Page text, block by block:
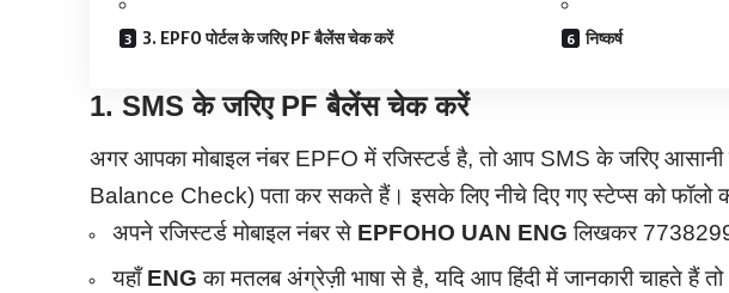
3. EPFO पोर्टल के जरिए PF बैलेंस चेक करें निष्कर्ष
1.SMS के जरिए PF बैलेंस चेक करें
अगर आपका मोबाइल नंबर EPFO में रजिस्टर्ड है, तो आप SMS के जरिए
Balance Check) पता कर सकते हैं। इसके लिए नीचे दिए गए स्टेप्स को फॉलो
अपने रजिस्टर्ड मोबाइल नंबर से EPFOHO UAN ENG लिखकर
यहाँENG का मतलब अंग्रेज़ी भाषा से है, यदि आप हिंदी में जानकारी चाहते हैं तो